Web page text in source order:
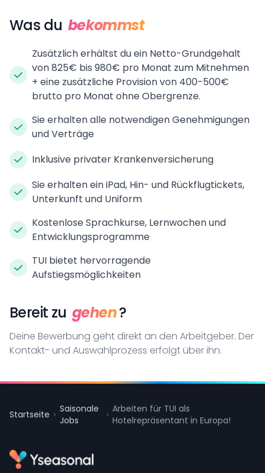
Was du bekommst
Zusätzlich erhältst du ein Netto-Grundgehalt
von 825€ bis 980€ pro Monat zum Mitnehmen
+ eine zusätzliche Provision von 400-500€
brutto pro Monat ohne Obergrenze.
Sie erhalten alle notwendigen Genehmigungen
und Verträge
Inklusive privater Krankenversicherung
Sie erhalten ein iPad, Hin- und Rückflugtickets,
Unterkunft und Uniform
Kostenlose Sprachkurse, Lernwochen und
Entwicklungsprogramme
TUI bietet hervorragende
Aufstiegsmöglichkeiten
Bereit zu gehen?
Deine Bewerbung geht direkt an den Arbeitgeber. Der
Kontakt- und Auswahlprozess erfolgt über ihn.
Startseite
Saisonale
Jobs
Arbeiten für TUI als
Hotelrepräsentant in Europa!